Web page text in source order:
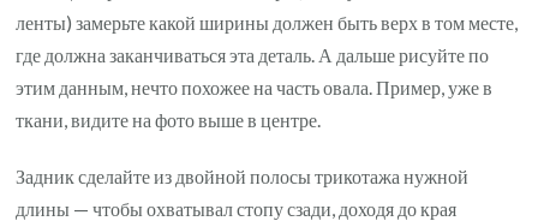
ленты) замерьте какой ширины должен быть верх в том месте,
где должна заканчиваться эта деталь. А дальше рисуйте по
этим данным, нечто похожее на часть овала. Пример, уже в
ткани, видите на фото выше в центре.
Задник сделайте из двойной полосы трикотажа нужной
длины — чтобы охватывал стопу сзади, доходя до края